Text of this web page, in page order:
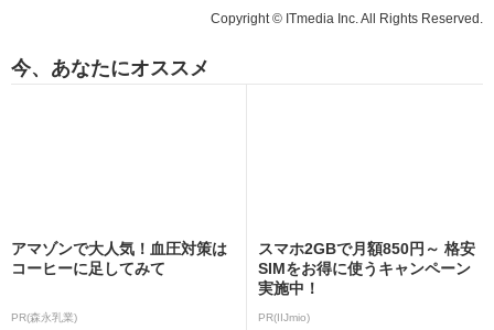
Copyright © ITmedia Inc. All Rights Reserved.
今、あなたにオススメ
アマゾンで大人気！血圧対策は
コーヒーに足してみて
PR(森永乳業)
スマホ2GBで月額850円～ 格安
SIMをお得に使うキャンペーン
実施中！
PR(IIJmio)